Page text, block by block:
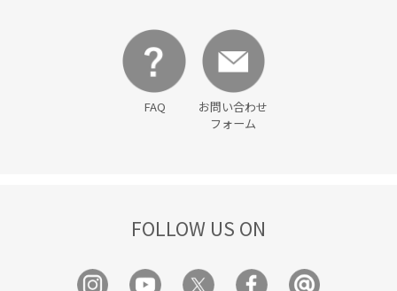
FAQ
お問い合わせ
フォーム
FOLLOW US ON